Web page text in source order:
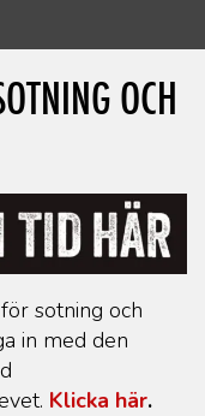
OCH
sotning och
in med den
Klicka här.